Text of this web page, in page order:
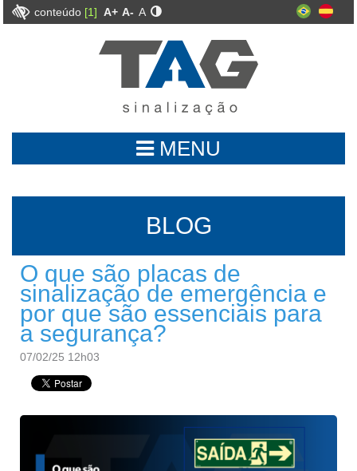
conteúdo [1] A+ A- A
MENU
BLOG
O que são placas de
sinalização de emergência e
por que são essenciais para
a segurança?
07/02/25 12h03